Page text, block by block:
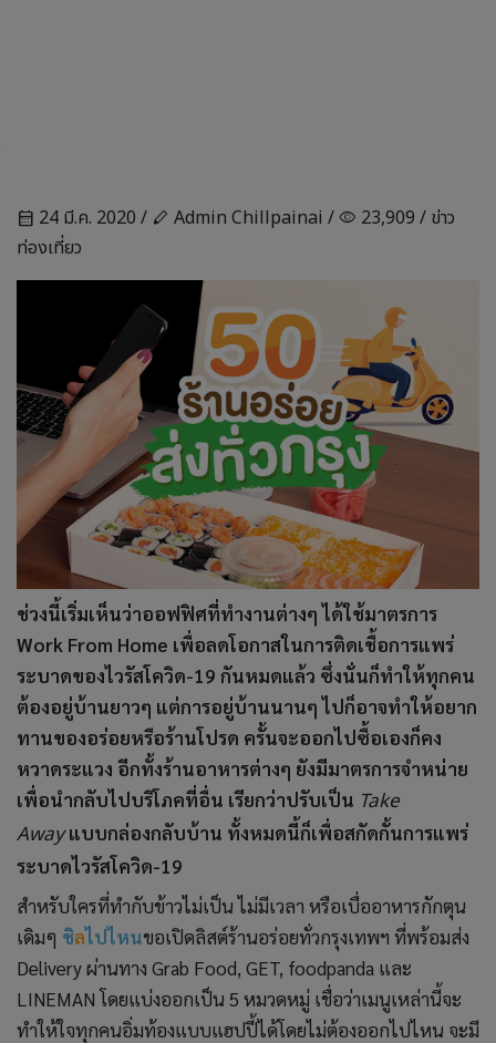
calendar_month 24 มี.ค. 2020 / stylus Admin Chillpainai / visibility 23,909 / ข่าว
ท่องเที่ยว
ช่วงนี้เริ่มเห็นว่าออฟฟิศที่ทำงานต่างๆ ได้ใช้มาตรการ
Work From Home เพื่อลดโอกาสในการติดเชื้อการแพร่
ระบาดของไวรัสโควิด-19 กันหมดแล้ว ซึ่งนั่นก็ทำให้ทุกคน
ต้องอยู่บ้านยาวๆ แต่การอยู่บ้านนานๆ ไปก็อาจทำให้อยาก
ทานของอร่อยหรือร้านโปรด ครั้นจะออกไปซื้อเองก็คง
หวาดระแวง อีกทั้งร้านอาหารต่างๆ ยังมีมาตรการจำหน่าย
เพื่อนำกลับไปบริโภคที่อื่น เรียกว่าปรับเป็น Take
Awayแบบกล่องกลับบ้าน ทั้งหมดนี้ก็เพื่อสกัดกั้นการแพร่
ระบาดไวรัสโควิด-19
สำหรับใครที่ทำกับข้าวไม่เป็น ไม่มีเวลา หรือเบื่ออาหารกักตุน
เดิมๆ ชิลไปไหนขอเปิดลิสต์ร้านอร่อยทั่วกรุงเทพฯ ที่พร้อมส่ง
Delivery ผ่านทาง Grab Food, GET, foodpanda และ
LINEMAN โดยแบ่งออกเป็น 5 หมวดหมู่ เชื่อว่าเมนูเหล่านี้จะ
ทำให้ใจทุกคนอิ่มท้องแบบแฮปปี้ได้โดยไม่ต้องออกไปไหน จะมี